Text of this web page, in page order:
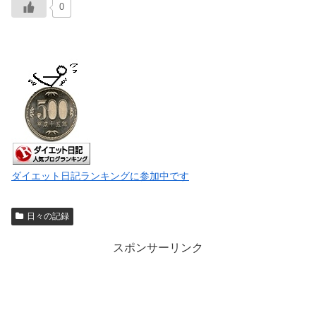
0
ダイエット日記ランキングに参加中です
日々の記録
スポンサーリンク